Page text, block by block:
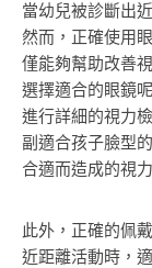
當幼兒被診斷出
然而，正確使用
僅能夠幫助改善
選擇適合的眼鏡
進行詳細的視力
副適合孩子臉型
合適而造成的視
此外，正確的佩
近距離活動時，